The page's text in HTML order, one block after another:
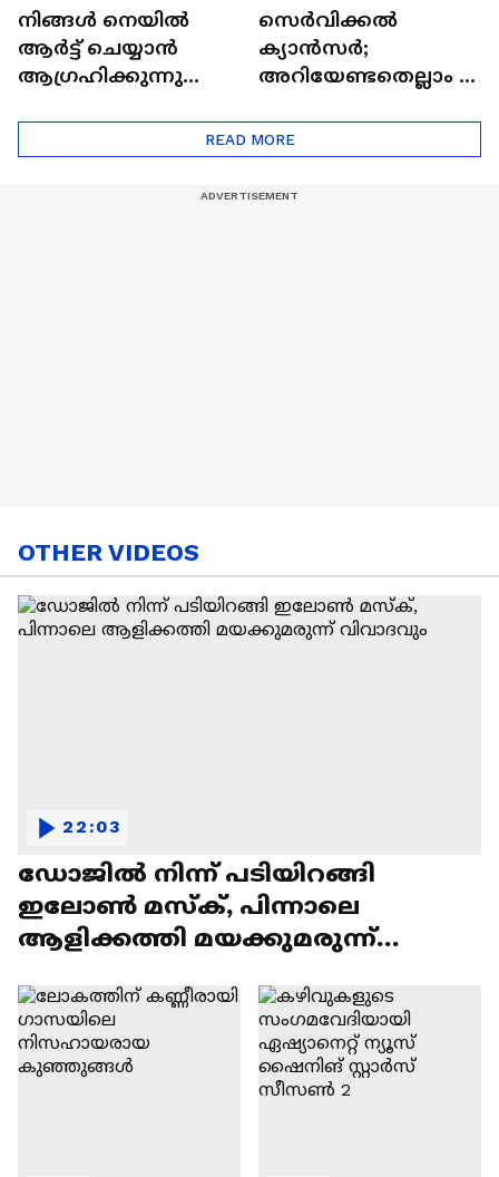
നിങ്ങൾ നെയിൽ
ആർട്ട് ചെയ്യാൻ
ആഗ്രഹിക്കുന്നുണ്ടോ
ട്രെൻഡിനെക്കുറിച്ച് |
Nail Art | Trends Cafe
സെർവിക്കൽ
ക്യാൻസർ;
അറിയേണ്ടതെല്ലാം |
Cancer
READ MORE
OTHER VIDEOS
ഡോജിൽ നിന്ന് പടിയിറങ്ങി
ഇലോൺ മസ്ക്, പിന്നാലെ
ആളിക്കത്തി മയക്കുമരുന്ന്
22:03